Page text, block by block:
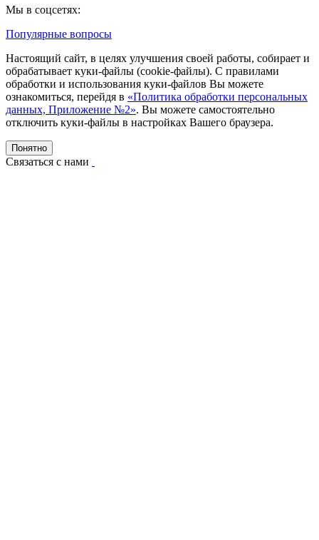
Мы в соцсетях:
Популярные вопросы
Настоящий сайт, в целях улучшения своей работы, собирает и
обрабатывает куки-файлы (cookie-файлы). С правилами
обработки и использования куки-файлов Вы можете
ознакомиться, перейдя в «Политика обработки персональных
данных, Приложение №2». Вы можете самостоятельно
отключить куки-файлы в настройках Вашего браузера.
Понятно
Связаться с нами